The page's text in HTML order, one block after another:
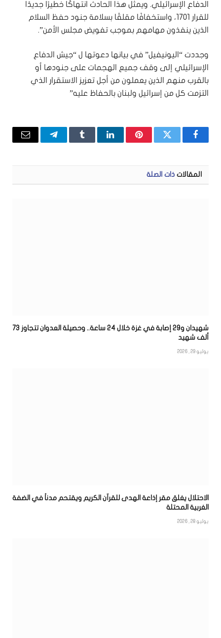
الدفاع الإسرائيلي. ويمثل هذا الحادث انتهاكًا خطيرًا جديدًا
للقرار 1701، واستخفافًا مقلقًا بسلامة جنود حفظ السلام
الذين ينفذون مهامهم بموجب تفويض مجلس الأمن”.
وجددت “اليونيفيل” في بيانها دعوتها ل “جيش الدفاع
الإسرائيلي إلى وقف جميع الهجمات على جنودها أو
بالقرب منهم الذين يعملون من أجل تعزيز الاستقرار الذي
التزمت كل من إسرائيل ولبنان بالحفاظ عليه”
فيسبوكتويتر بينتيريستلينكدإنTumblrتيلقرامالبريد
المقالات ذات الصلة
شهيدان و29 إصابة في غزة خلال 24 ساعة.. وحصيلة العدوان تتجاوز 73
ألف شهيد
يوليو 29, 2026
الاحتلال يغلق مقر إذاعة الهدى للقرآن الكريم ويقتحم مدناً في الضفة
الغربية المحتلة
يوليو 28, 2026